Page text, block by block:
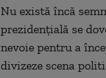
Nu există încă
prezidențială se
nevoie pentru a
divizeze scena